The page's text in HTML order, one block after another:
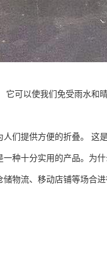
它可以使我们免受雨水和
们提供方便的折叠。 这
种十分实用的产品。为
物流、移动店铺等场合进